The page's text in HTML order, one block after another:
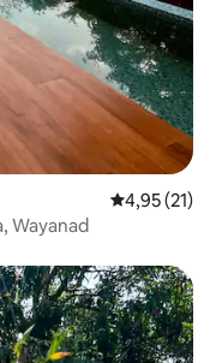
4,95 (21)
Wayanad